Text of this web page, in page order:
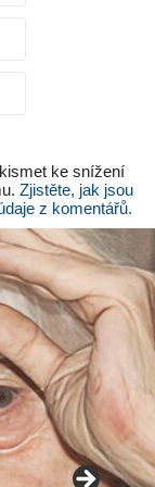
ke snížení
Zjistěte, jak jsou
z komentářů.